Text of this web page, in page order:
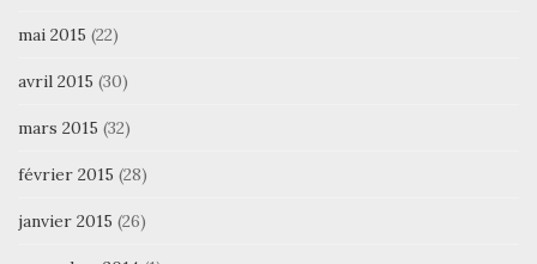
mai 2015 (22)
avril 2015 (30)
mars 2015 (32)
février 2015 (28)
janvier 2015 (26)